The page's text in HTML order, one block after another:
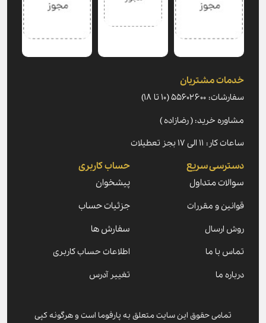
خدمات مشتریان
سفارشات: ۵۵۶۰۲۶۰۰ (۱۰ تا ۱۸)
مشاوره خرید: ( رضازاده )
ساعات کار: ۱۱ الی ۱۷ بجز تعطیلات
دسترسی سریع
سوالات متداول
قوانین و مقررات
روش ارسال
تماس با ما
درباره ما
حساب کاربری
پیشخوان
جزئیات حساب
سفارش ها
اطلاعات حساب کاربری
تغییر آدرس
تمامی حقوق این سایت متعلق به پارفوما است و هرگونه کپی